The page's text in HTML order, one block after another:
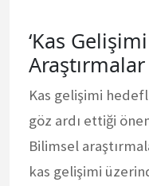
‘Kas
Kas gelişimi
göz ardı ettiği
Bilimsel
kas gelişimi